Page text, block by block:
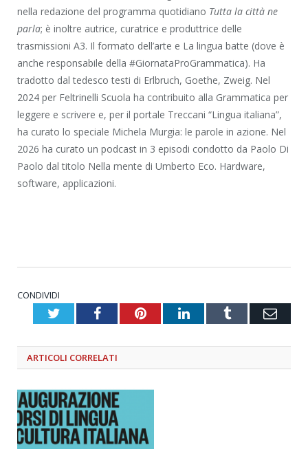
nella redazione del programma quotidiano Tutta la città ne
parla; è inoltre autrice, curatrice e produttrice delle
trasmissioni A3. Il formato dell’arte e La lingua batte (dove è
anche responsabile della #GiornataProGrammatica). Ha
tradotto dal tedesco testi di Erlbruch, Goethe, Zweig. Nel
2024 per Feltrinelli Scuola ha contribuito alla Grammatica per
leggere e scrivere e, per il portale Treccani “Lingua italiana”,
ha curato lo speciale Michela Murgia: le parole in azione. Nel
2026 ha curato un podcast in 3 episodi condotto da Paolo Di
Paolo dal titolo Nella mente di Umberto Eco. Hardware,
software, applicazioni.
CONDIVIDI
TwitterFacebookPinterestLinkedInTumblr
ARTICOLI CORRELATI